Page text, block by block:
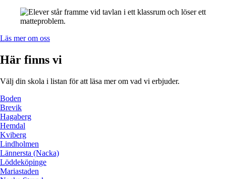
Läs mer om oss
Här finns vi
Välj din skola i listan för att läsa mer om vad vi erbjuder.
Boden
Brevik
Hagaberg
Hemdal
Kviberg
Lindholmen
Lännersta (Nacka)
Löddeköpinge
Mariastaden